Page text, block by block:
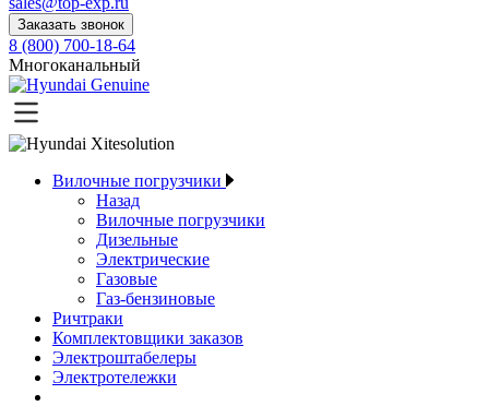
Заказать звонок
8 (800) 700-18-64
Многоканальный
Вилочные погрузчики
Назад
Вилочные погрузчики
Дизельные
Электрические
Газовые
Газ-бензиновые
Ричтраки
Комплектовщики заказов
Электроштабелеры
Электротележки